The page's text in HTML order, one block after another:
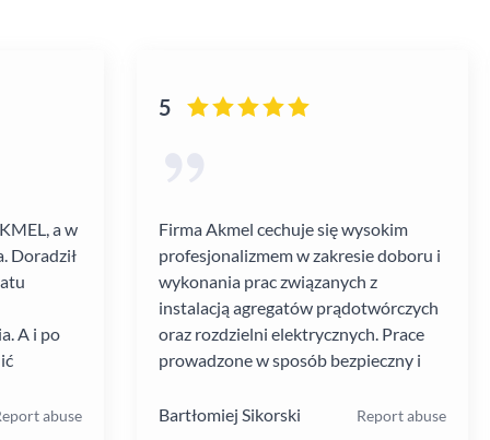
a w
Doradził
A i po
abuse
5
Firma Akmel cechuje się wysokim
profesjonalizmem w zakresie doboru i
wykonania prac związanych z
instalacją agregatów prądotwórczych
oraz rozdzielni elektrycznych. Prace
prowadzone w sposób bezpieczny i
Jakość i rodzaj stosowanych
Bartłomiej Sikorski Report abuse